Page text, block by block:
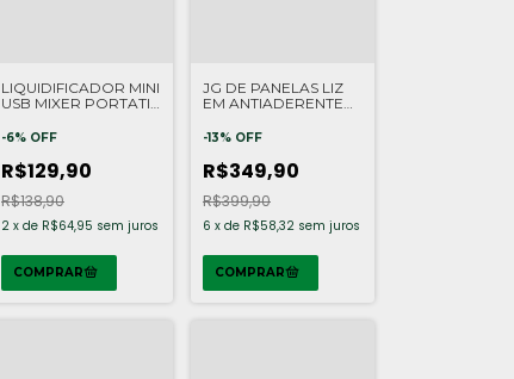
LIQUIDIFICADOR MINI
USB MIXER PORTATIL
-6% OFF
R$129,90
R$138,90
2 x de R$64,95 sem juros
JG DE PANELAS LIZ
EM ANTIADERENTE
MOCACCINO 7PCS
-13% OFF
R$349,90
R$399,90
6 x de R$58,32 sem juros